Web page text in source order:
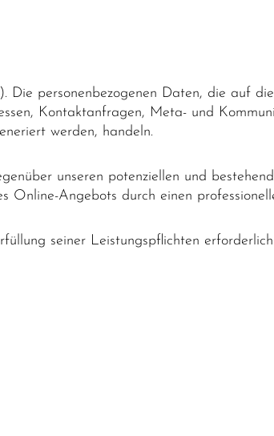
personenbezogenen Daten, die auf
Kontaktanfragen, Meta- und
werden, handeln.
unseren potenziellen und
Online-Angebots durch einen
seiner Leistungspflichten